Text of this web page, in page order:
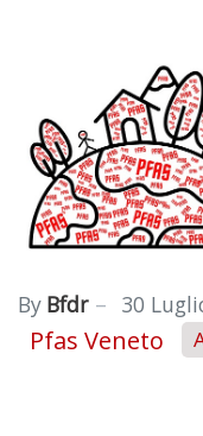
By Bfdr 30
Pfas Veneto